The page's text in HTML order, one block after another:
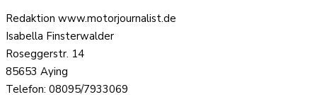
Redaktion www.motorjournalist.de
Isabella Finsterwalder
Roseggerstr. 14
85653 Aying
Telefon: 08095/7933069